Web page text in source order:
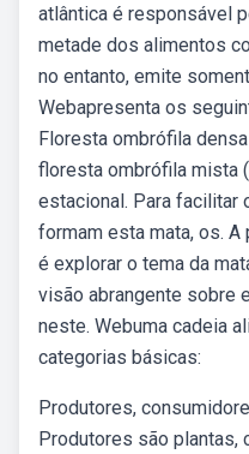
atlântica é responsável
metade dos alimentos
no entanto, emite
Webapresenta os
Floresta ombrófila
floresta ombrófila mista
estacional. Para facilitar
formam esta mata, os.
é explorar o tema da
visão abrangente sobre
neste. Webuma cadeia
categorias básicas:
Produtores,
Produtores são plantas,